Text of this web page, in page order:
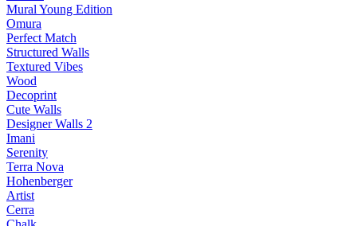
Mural Young Edition
Omura
Perfect Match
Structured Walls
Textured Vibes
Wood
Decoprint
Cute Walls
Designer Walls 2
Imani
Serenity
Terra Nova
Hohenberger
Artist
Cerra